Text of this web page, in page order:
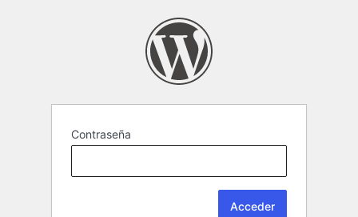
Contraseña